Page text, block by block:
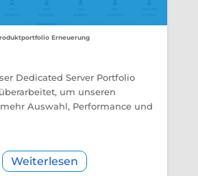
Erneuerung
Dedicated Server Portfolio
um unseren
Auswahl, Performance und
Weiterlesen